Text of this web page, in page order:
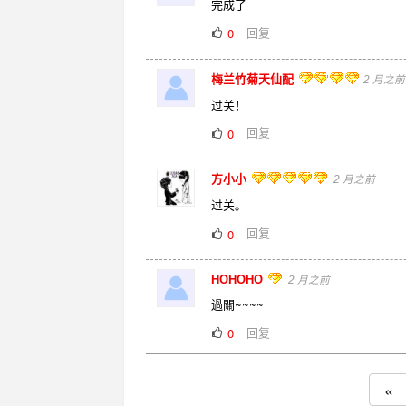
完成了
0
回复
梅兰竹菊天仙配 2 月之前
过关！
0
回复
方小小 2 月之前
过关。
0
回复
HOHOHO 2 月之前
過關~~~~
0
回复
«